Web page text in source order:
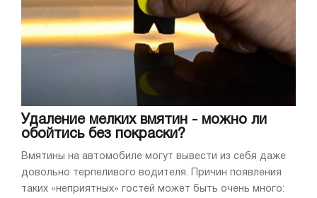
Удаление мелких вмятин - можно ли
обойтись без покраски?
Вмятины на автомобиле могут вывести из себя даже
довольно терпеливого водителя. Причин появления
таких «неприятных» гостей может быть очень много: